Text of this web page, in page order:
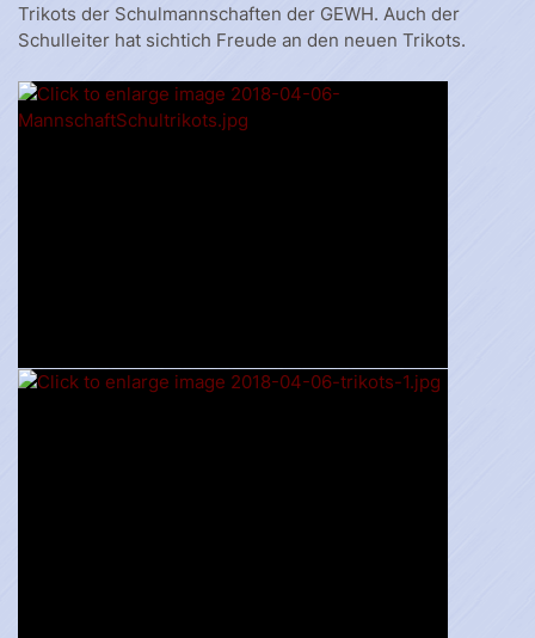
Trikots der Schulmannschaften der GEWH. Auch der
Schulleiter hat sichtich Freude an den neuen Trikots.